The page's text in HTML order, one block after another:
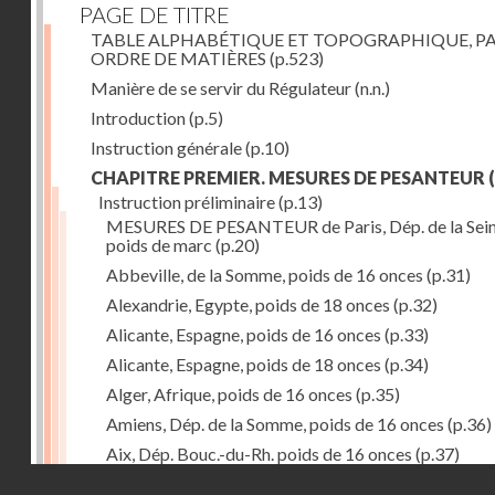
PAGE DE TITRE
TABLE ALPHABÉTIQUE ET TOPOGRAPHIQUE,
ORDRE DE MATIÈRES (p.523)
Manière de se servir du Régulateur(n.n.)
Introduction(p.5)
Instruction générale(p.10)
CHAPITRE PREMIER. MESURES DE PESANTEUR
Instruction préliminaire(p.13)
MESURES DE PESANTEUR de Paris, Dép. de la
poids de marc (p.20)
Abbeville, de la Somme, poids de 16 onces (p.31)
Alexandrie, Egypte, poids de 18 onces (p.32)
Alicante, Espagne, poids de 16 onces (p.33)
Alicante, Espagne, poids de 18 onces (p.34)
Alger, Afrique, poids de 16 onces (p.35)
Amiens, Dép. de la Somme, poids de 16 onces (p.36)
Aix, Dép. Bouc.-du-Rh. poids de 16 onces (p.37)